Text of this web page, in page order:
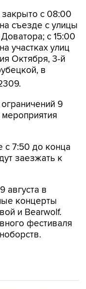
закрыто с 08:00
съезде с улицы
с 15:00
участках улиц
Октября, 3-й
в
9
мероприятия
с 7:50 до конца
заезжать к
августа в
концерты
и Bearwolf.
фестиваля